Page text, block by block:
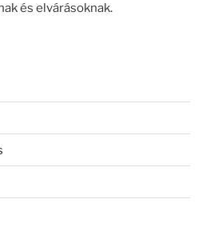
és elvárásoknak.